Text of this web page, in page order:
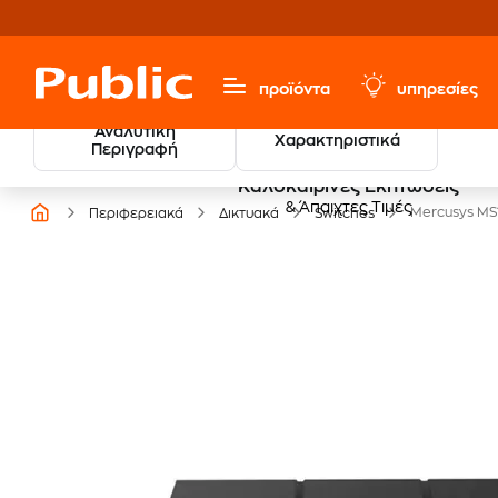
προϊόντα υπηρεσίες
Αναλυτική
Περιγραφή
Χαρακτηριστικά
Καλοκαιρινές Εκπτώσεις
& Άπαιχτες Τιμές
Περιφερειακά Δικτυακά Switches Mercusys